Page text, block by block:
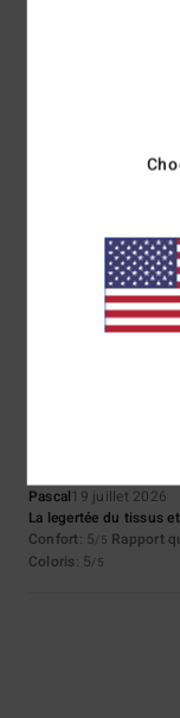
Je recommande
Elle est à la bonne
Rapport
Je recommande
Pascal19 juillet 2026
La legertée du tissus
Confort: 5/5 Rapport
Coloris: 5/5